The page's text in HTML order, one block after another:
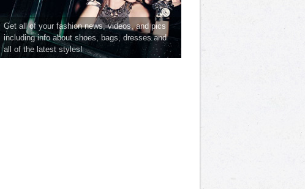
Get all of your fashion news, videos, and pics
including info about shoes, bags, dresses and
all of the latest styles!